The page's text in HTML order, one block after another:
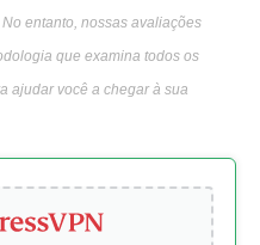
entanto, nossas avaliações
que examina todos os
ajudar você a chegar à sua